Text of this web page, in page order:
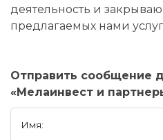
деятельность и
предлагаемых нами
Отправить сообщение
«Мелаинвест и
Имя: